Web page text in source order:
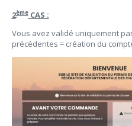
2èmeCAS :
Vous avez validé uniquement
précédentes = création du